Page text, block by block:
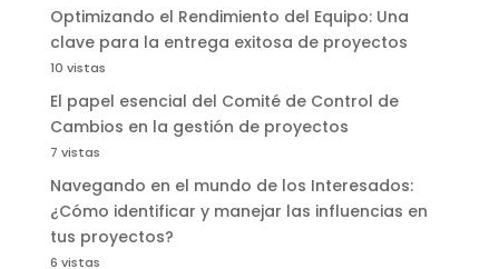
Optimizando el Rendimiento del Equipo: Una
clave para la entrega exitosa de proyectos
10 vistas
El papel esencial del Comité de Control de
Cambios en la gestión de proyectos
7 vistas
Navegando en el mundo de los Interesados:
¿Cómo identificar y manejar las influencias en
tus proyectos?
6 vistas